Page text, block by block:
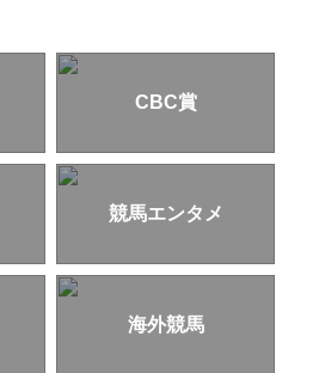
CBC賞
競馬エンタメ
海外競馬